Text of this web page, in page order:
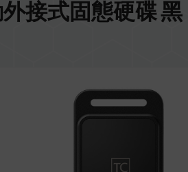
外接式固態硬碟 黑